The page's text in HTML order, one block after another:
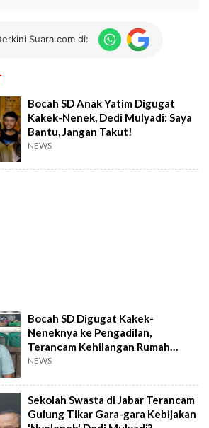
Suara.com di:
Bocah SD Anak Yatim Digugat
Kakek-Nenek, Dedi Mulyadi: Saya
Bantu, Jangan Takut!
NEWS
Bocah SD Digugat Kakek-
Neneknya ke Pengadilan,
Terancam Kehilangan Rumah
Almarhum Ayah
NEWS
Sekolah Swasta di Jabar Terancam
Gulung Tikar Gara-gara Kebijakan